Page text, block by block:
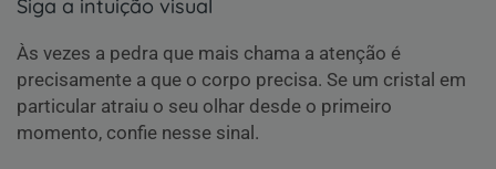
Siga a intuição visual
Às vezes a pedra que mais chama a atenção é
precisamente a que o corpo precisa. Se um cristal em
particular atraiu o seu olhar desde o primeiro
momento, confie nesse sinal.